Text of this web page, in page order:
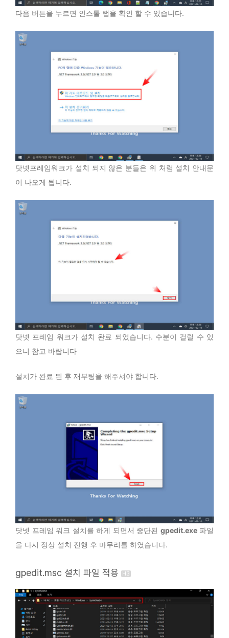
다음 버튼을 누르면 인스톨 탭을 확인 할 수 있습니다.
닷넷프레임워크가 설치 되지 않은 분들은 위 처럼 설치 안내문
이 나오게 됩니다.
닷넷 프레임 워크가 설치 완료 되었습니다. 수분이 걸릴 수 있
으니 참고 바랍니다
설치가 완료 된 후 재부팅을 해주셔야 합니다.
닷넷 프레임 워크 설치를 하게 되면서 중단된 gpedit.exe파일
을 다시 정상 설치 진행 후 마무리를 하였습니다.
gpedit.msc 설치 파일 적용